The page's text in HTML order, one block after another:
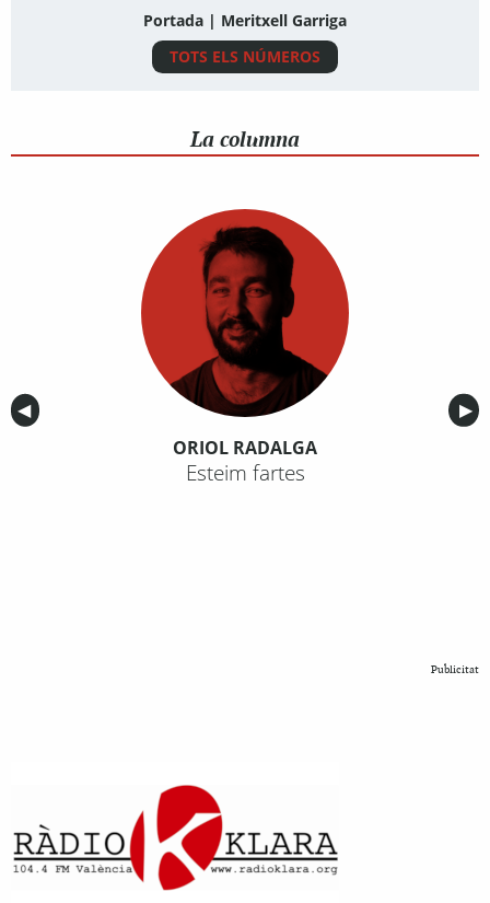
Portada | Meritxell Garriga
TOTS ELS NÚMEROS
La columna
Anterior
◀︎ ▶︎
ORIOL RADALGA
Esteim fartes
Publicitat